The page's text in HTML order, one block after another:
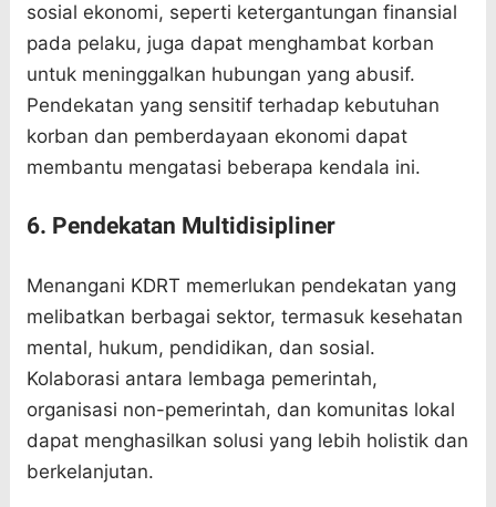
sosial ekonomi, seperti ketergantungan finansial
pada pelaku, juga dapat menghambat korban
untuk meninggalkan hubungan yang abusif.
Pendekatan yang sensitif terhadap kebutuhan
korban dan pemberdayaan ekonomi dapat
membantu mengatasi beberapa kendala ini.
6. Pendekatan Multidisipliner
Menangani KDRT memerlukan pendekatan yang
melibatkan berbagai sektor, termasuk kesehatan
mental, hukum, pendidikan, dan sosial.
Kolaborasi antara lembaga pemerintah,
organisasi non-pemerintah, dan komunitas lokal
dapat menghasilkan solusi yang lebih holistik dan
berkelanjutan.